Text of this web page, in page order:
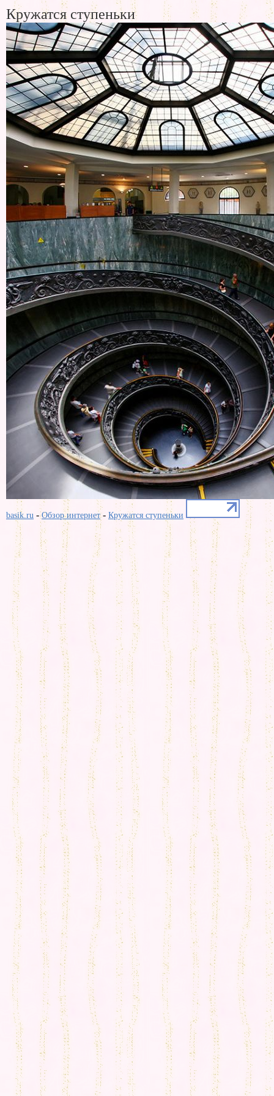
Кружатся ступеньки
basik.ru -Обзор интернет- Кружатся ступеньки